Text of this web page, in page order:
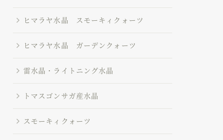
ヒマラヤ水晶 スモーキィクォーツ
ヒマラヤ水晶 ガーデンクォーツ
雷水晶・ライトニング水晶
トマスゴンサガ産水晶
スモーキィクォーツ